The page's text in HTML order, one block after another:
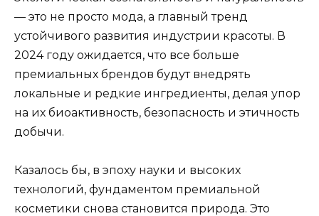
— это не просто мода, а главный тренд
устойчивого развития индустрии красоты. В
2024 году ожидается, что все больше
премиальных брендов будут внедрять
локальные и редкие ингредиенты, делая упор
на их биоактивность, безопасность и этичность
добычи.
Казалось бы, в эпоху науки и высоких
технологий, фундаментом премиальной
косметики снова становится природа. Это